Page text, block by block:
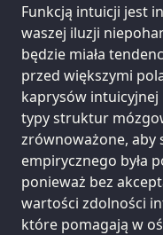
Funkcją intuicji jest
waszej iluzji
będzie miała
przed większymi
kaprysów intuicyjnej
typy struktur
zrównoważone, aby
empirycznego była
ponieważ bez
wartości zdolności
które pomagają w